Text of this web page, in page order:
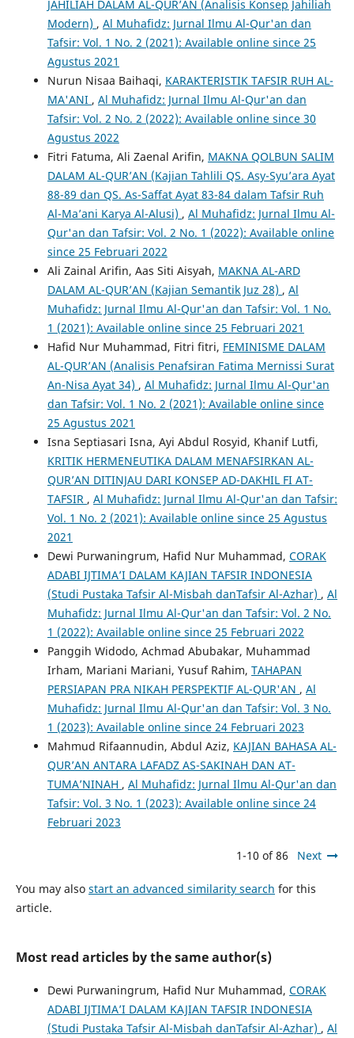
JAHILIAH DALAM AL-QUR’AN (Analisis Konsep Jahiliah
Modern) , Al Muhafidz: Jurnal Ilmu Al-Qur'an dan
Tafsir: Vol. 1 No. 2 (2021): Available online since 25
Agustus 2021
Nurun Nisaa Baihaqi, KARAKTERISTIK TAFSIR RUH AL-
MA'ANI , Al Muhafidz: Jurnal Ilmu Al-Qur'an dan
Tafsir: Vol. 2 No. 2 (2022): Available online since 30
Agustus 2022
Fitri Fatuma, Ali Zaenal Arifin, MAKNA QOLBUN SALIM
DALAM AL-QUR’AN (Kajian Tahlili QS. Asy-Syu’ara Ayat
88-89 dan QS. As-Saffat Ayat 83-84 dalam Tafsir Ruh
Al-Ma’ani Karya Al-Alusi) , Al Muhafidz: Jurnal Ilmu Al-
Qur'an dan Tafsir: Vol. 2 No. 1 (2022): Available online
since 25 Februari 2022
Ali Zainal Arifin, Aas Siti Aisyah, MAKNA AL-ARD
DALAM AL-QUR’AN (Kajian Semantik Juz 28) , Al
Muhafidz: Jurnal Ilmu Al-Qur'an dan Tafsir: Vol. 1 No.
1 (2021): Available online since 25 Februari 2021
Hafid Nur Muhammad, Fitri fitri, FEMINISME DALAM
AL-QUR’AN (Analisis Penafsiran Fatima Mernissi Surat
An-Nisa Ayat 34) , Al Muhafidz: Jurnal Ilmu Al-Qur'an
dan Tafsir: Vol. 1 No. 2 (2021): Available online since
25 Agustus 2021
Isna Septiasari Isna, Ayi Abdul Rosyid, Khanif Lutfi,
KRITIK HERMENEUTIKA DALAM MENAFSIRKAN AL-
QUR’AN DITINJAU DARI KONSEP AD-DAKHIL FI AT-
TAFSIR , Al Muhafidz: Jurnal Ilmu Al-Qur'an dan Tafsir:
Vol. 1 No. 2 (2021): Available online since 25 Agustus
2021
Dewi Purwaningrum, Hafid Nur Muhammad, CORAK
ADABI IJTIMA’I DALAM KAJIAN TAFSIR INDONESIA
(Studi Pustaka Tafsir Al-Misbah danTafsir Al-Azhar) , Al
Muhafidz: Jurnal Ilmu Al-Qur'an dan Tafsir: Vol. 2 No.
1 (2022): Available online since 25 Februari 2022
Panggih Widodo, Achmad Abubakar, Muhammad
Irham, Mariani Mariani, Yusuf Rahim, TAHAPAN
PERSIAPAN PRA NIKAH PERSPEKTIF AL-QUR'AN , Al
Muhafidz: Jurnal Ilmu Al-Qur'an dan Tafsir: Vol. 3 No.
1 (2023): Available online since 24 Februari 2023
Mahmud Rifaannudin, Abdul Aziz, KAJIAN BAHASA AL-
QUR’AN ANTARA LAFADZ AS-SAKINAH DAN AT-
TUMA’NINAH , Al Muhafidz: Jurnal Ilmu Al-Qur'an dan
Tafsir: Vol. 3 No. 1 (2023): Available online since 24
Februari 2023
1-10 of 86 Next
You may also start an advanced similarity search for this
article.
Most read articles by the same author(s)
Dewi Purwaningrum, Hafid Nur Muhammad, CORAK
ADABI IJTIMA’I DALAM KAJIAN TAFSIR INDONESIA
(Studi Pustaka Tafsir Al-Misbah danTafsir Al-Azhar) , Al